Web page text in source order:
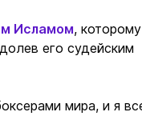
Исламом, которому
его судейским
мира, и я